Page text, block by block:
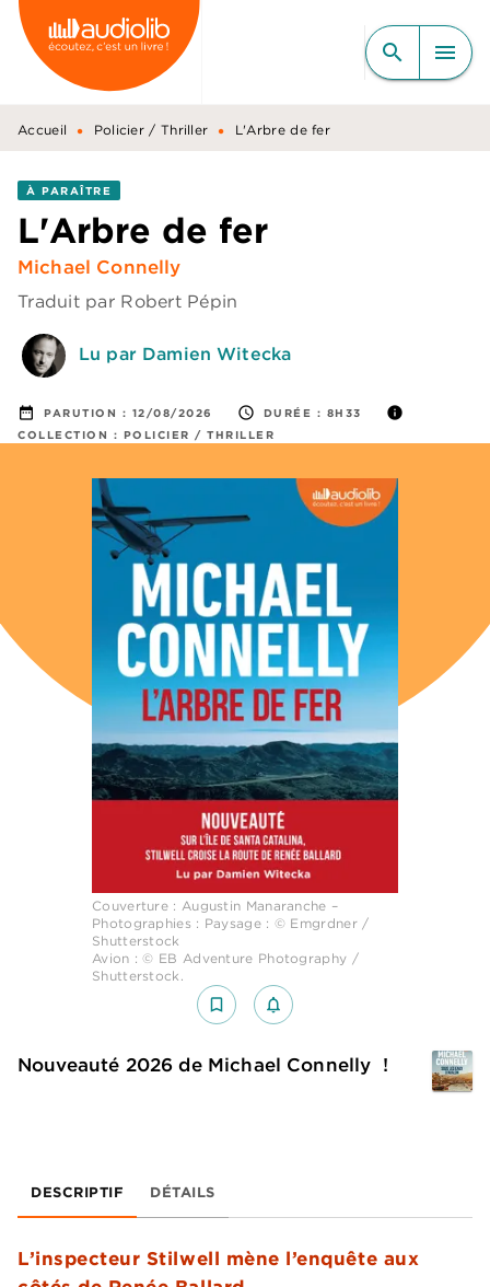
MENU RECHERCHE
CONTENU
PIED DE PAGE
search menu
Accueil • Policier / Thriller • L'Arbre de fer
À PARAÎTRE
L'Arbre de fer
Michael Connelly
Traduit par Robert Pépin
Lu par Damien Witecka
date_range PARUTION : 12/08/2026 access_time DURÉE : 8H33 info
COLLECTION : POLICIER / THRILLER
Couverture : Augustin Manaranche –
Photographies : Paysage : © Emgrdner /
Shutterstock
Avion : © EB Adventure Photography /
Shutterstock.
bookmark_border notifications_none_outlined
Nouveauté 2026 de Michael Connelly !
DESCRIPTIF DÉTAILS
L’inspecteur Stilwell mène l’enquête aux